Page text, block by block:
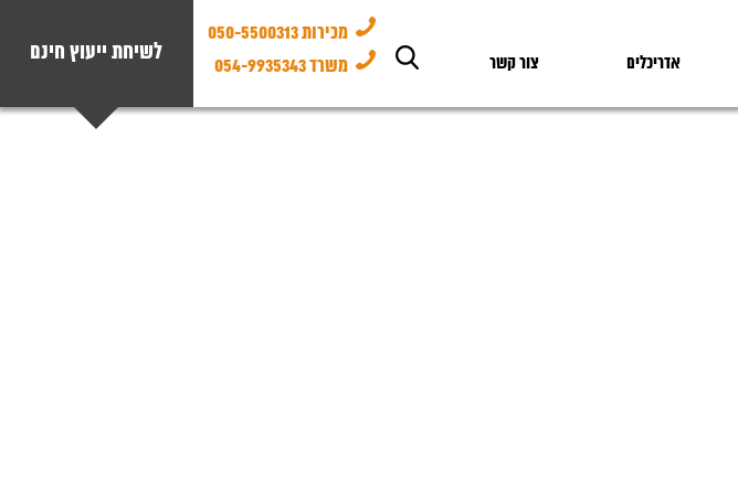
אדריכלים צור קשר
מכירות 050-5500313
משרד 054-9935343
לשיחת ייעוץ חינם